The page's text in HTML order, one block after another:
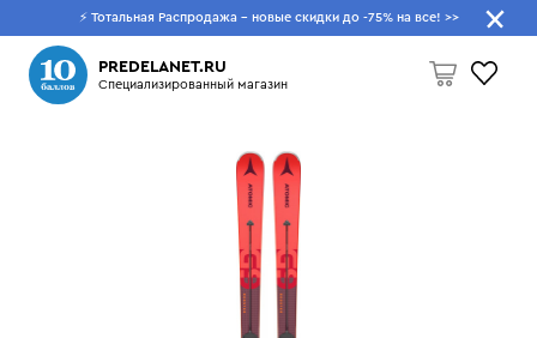
⚡ Тотальная Распродажа - новые скидки до -75% на все! >>
PREDELANET.RU
Специализированный магазин
Что будем искать?